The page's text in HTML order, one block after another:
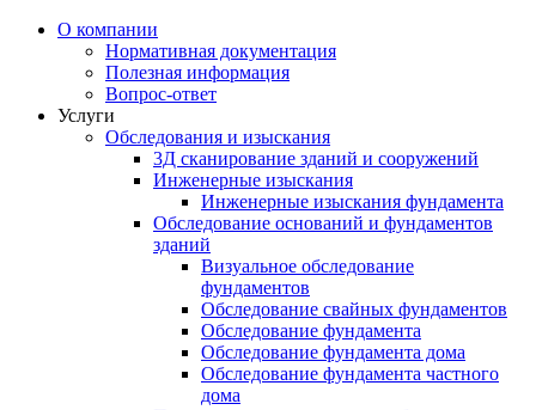
О компании
Нормативная документация
Полезная информация
Вопрос-ответ
Услуги
Обследования и изыскания
3Д сканирование зданий и сооружений
Инженерные изыскания
Инженерные изыскания фундамента
Обследование оснований и фундаментов
зданий
Визуальное обследование
фундаментов
Обследование свайных фундаментов
Обследование фундамента
Обследование фундамента дома
Обследование фундамента частного
дома